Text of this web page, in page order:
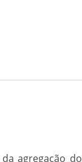
agregação do